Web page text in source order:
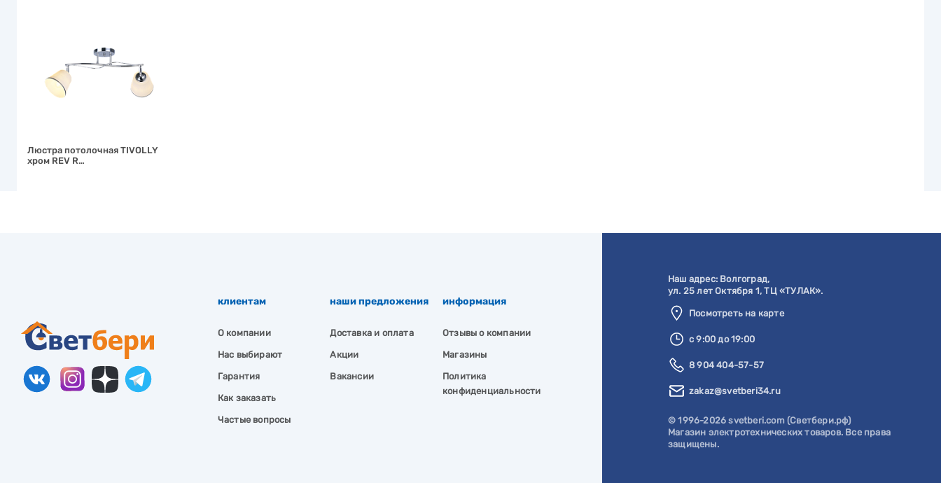
Люстра потолочная TIVOLLY
хром REV R…
клиентам
О компании
Нас выбирают
Гарантия
Как заказать
Частые вопросы
наши предложения
Доставка и оплата
Акции
Вакансии
информация
Отзывы о компании
Магазины
Политика
конфиденциальности
Наш адрес: Волгоград,
ул. 25 лет Октября 1, ТЦ «ТУЛАК».
Посмотреть на карте
с 9:00 до 19:00
8 904 404-57-57
zakaz@svetberi34.ru
© 1996-2026 svetberi.com (Светбери.рф)
Магазин электротехнических товаров. Все права
защищены.